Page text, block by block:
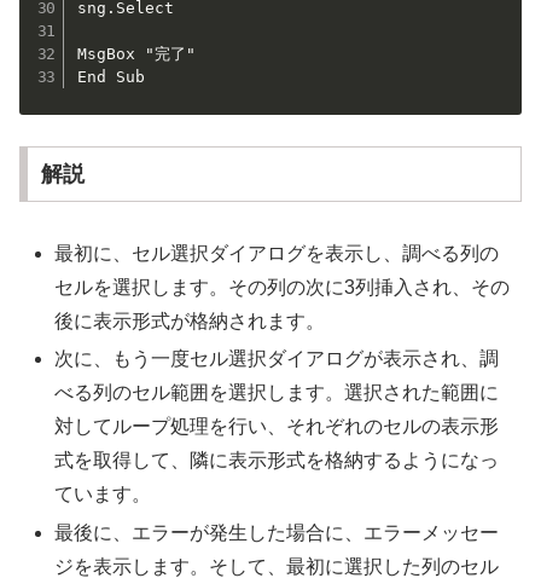
sng.Select
MsgBox "完了"
End Sub
解説
最初に、セル選択ダイアログを表示し、調べる列の
セルを選択します。その列の次に3列挿入され、その
後に表示形式が格納されます。
次に、もう一度セル選択ダイアログが表示され、調
べる列のセル範囲を選択します。選択された範囲に
対してループ処理を行い、それぞれのセルの表示形
式を取得して、隣に表示形式を格納するようになっ
ています。
最後に、エラーが発生した場合に、エラーメッセー
ジを表示します。そして、最初に選択した列のセル